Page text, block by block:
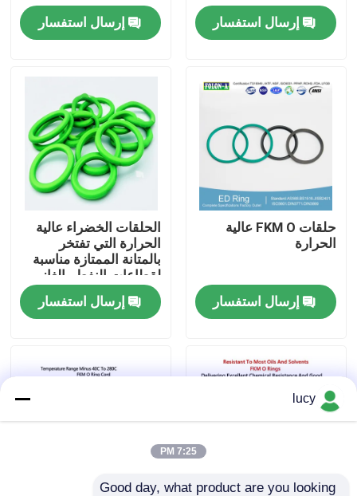
منزل
المنتجات
أشرطة فيديو
حول بنا
جولة في المعمل
ضبط الجودة
حلقات مطاطية
إرسال استفسار إرسال استفسار
حلقات FKM O عالية
الحرارة
إرسال استفسار
الحلقات الخضراء عالية
الحرارة التي تفتخر
بالمتانة الممتازة مناسبة
لقطاعات النفط والغاز
والطاقة التي تتطلب
مكونات مقاومة للحرارة
إرسال استفسار
lucy
7:25 PM
Good day, what product are you looking